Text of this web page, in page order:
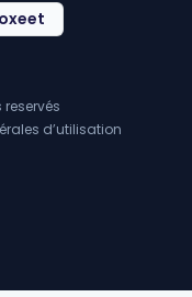
d’utilisation